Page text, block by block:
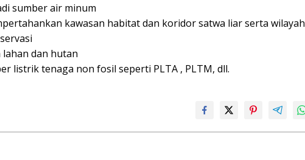
sumber air minum
kawasan habitat dan koridor satwa liar serta wilayah
lahan dan hutan
listrik tenaga non fosil seperti PLTA , PLTM, dll.